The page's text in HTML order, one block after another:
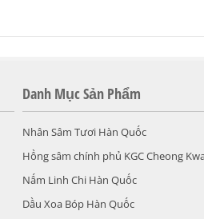
Danh Mục Sản Phẩm
Nhân Sâm Tươi Hàn Quốc
Hồng sâm chính phủ KGC Cheong
Nấm Linh Chi Hàn Quốc
Dầu Xoa Bóp Hàn Quốc